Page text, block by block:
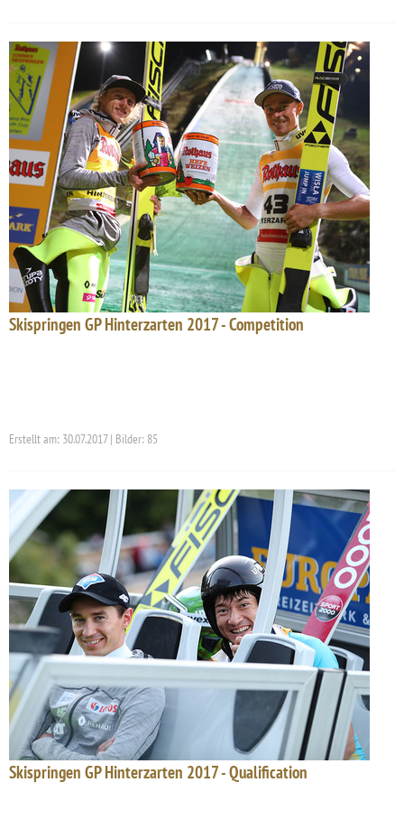
Skispringen GP Hinterzarten 2017 - Competition
Erstellt am: 30.07.2017 | Bilder: 85
Skispringen GP Hinterzarten 2017 - Qualification